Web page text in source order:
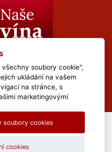
© 2020, Webdesign by
soubory cookie",
ukládání na vašem
na stránce, s
marketingovými
soubory cookies
cookies